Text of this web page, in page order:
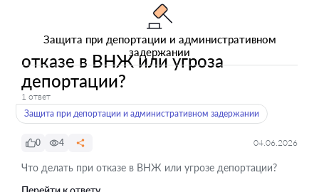
Защита при депортации и административном
задержании
отказе в ВНЖ или угроза
депортации?
1 ответ
Защита при депортации и административном задержании
0 4 04.06.2026
Что делать при отказе в ВНЖ или угрозе депортации?